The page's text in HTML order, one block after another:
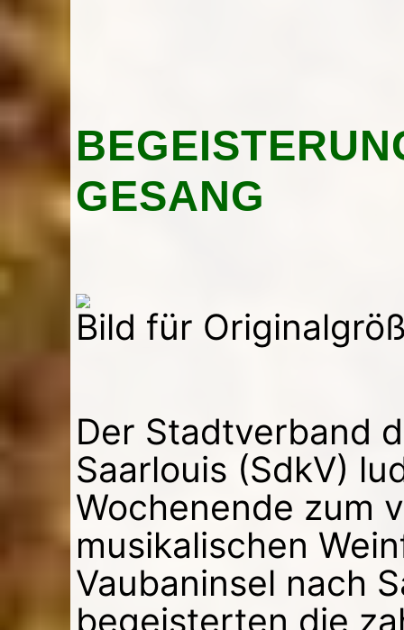
GESANG
Bild für
Der Stadtverband
Saarlouis (SdkV)
Wochenende zum
musikalischen
Vaubaninsel nach
begeisterten die